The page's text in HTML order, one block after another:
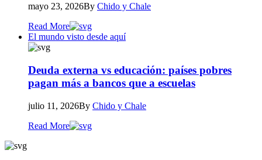
mayo 23, 2026By Chido y Chale
Read More
El mundo visto desde aquí
Deuda externa vs educación: países pobres
pagan más a bancos que a escuelas
julio 11, 2026By Chido y Chale
Read More